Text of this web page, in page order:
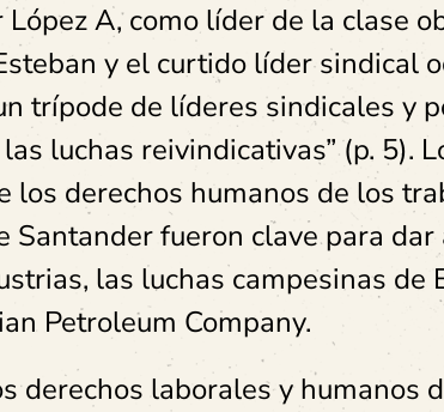
López A, como líder de la clase
y el curtido líder sindical
trípode de líderes sindicales y
luchas reivindicativas” (p. 5).
los derechos humanos de los
fueron clave para dar
las luchas campesinas de
Petroleum Company.
derechos laborales y humanos